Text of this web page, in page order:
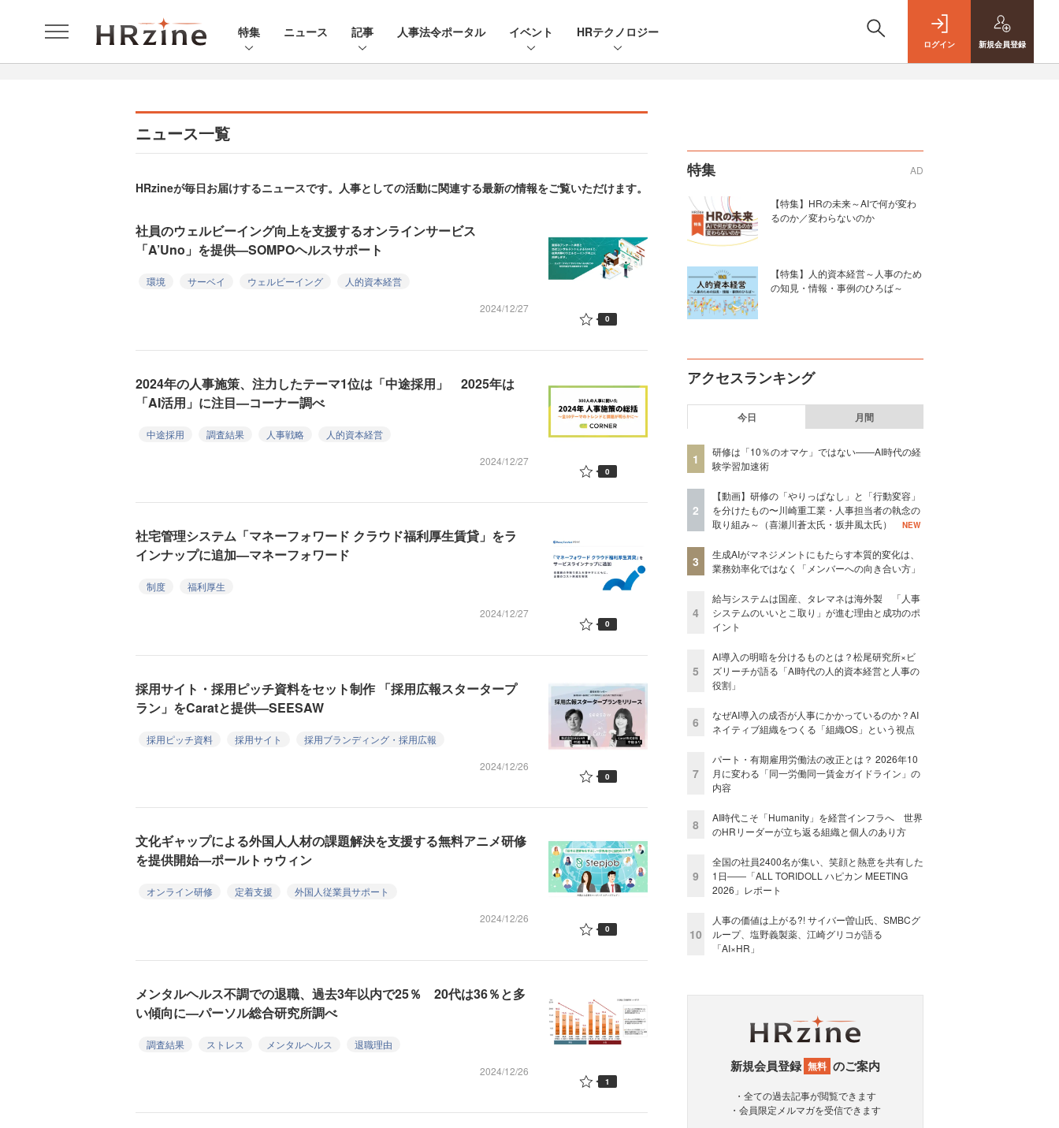
特集 ニュース 記事 人事法令ポータル イベント HRテクノロジー
ログイン 新規会員登録
ニュース一覧
HRzineが毎日お届けするニュースです。人事としての活動に関連する最新の情報をご覧いただけます。
社員のウェルビーイング向上を支援するオンラインサービス
「A’Uno」を提供—SOMPOヘルスサポート
環境 サーベイ ウェルビーイング
人的資本経営
2024/12/27
0
2024年の人事施策、注力したテーマ1位は「中途採用」 2025年は
「AI活用」に注目—コーナー調べ
中途採用 調査結果 人事戦略
人的資本経営
2024/12/27
0
社宅管理システム「マネーフォワード クラウド福利厚生賃貸」をラ
インナップに追加—マネーフォワード
制度
福利厚生
2024/12/27
0
採用サイト・採用ピッチ資料をセット制作 「採用広報スタータープ
ラン」をCaratと提供—SEESAW
採用ピッチ資料 採用サイト
採用ブランディング・採用広報
2024/12/26
0
文化ギャップによる外国人人材の課題解決を支援する無料アニメ研修
を提供開始—ポールトゥウィン
オンライン研修 定着支援
外国人従業員サポート
2024/12/26
0
メンタルヘルス不調での退職、過去3年以内で25％ 20代は36％と多
い傾向に—パーソル総合研究所調べ
調査結果 ストレス メンタルヘルス
退職理由
2024/12/26
1
特集 AD
【特集】HRの未来～AIで何が変わ
るのか／変わらないのか
【特集】人的資本経営～人事のため
の知見・情報・事例のひろば～
アクセスランキング
今日 月間
1
研修は「10％のオマケ」ではない——AI時代の経
験学習加速術
2
【動画】研修の「やりっぱなし」と「行動変容」
を分けたもの〜川崎重工業・人事担当者の執念の
取り組み～（喜瀬川蒼太氏・坂井風太氏）
NEW
3
生成AIがマネジメントにもたらす本質的変化は、
業務効率化ではなく「メンバーへの向き合い方」
4
給与システムは国産、タレマネは海外製 「人事
システムのいいとこ取り」が進む理由と成功のポ
イント
5
AI導入の明暗を分けるものとは？松尾研究所×ビ
ズリーチが語る「AI時代の人的資本経営と人事の
役割」
6
なぜAI導入の成否が人事にかかっているのか？AI
ネイティブ組織をつくる「組織OS」という視点
7
パート・有期雇用労働法の改正とは？ 2026年10
月に変わる「同一労働同一賃金ガイドライン」の
内容
8
AI時代こそ「Humanity」を経営インフラへ 世界
のHRリーダーが立ち返る組織と個人のあり方
9
全国の社員2400名が集い、笑顔と熱意を共有した
1日――「ALL TORIDOLL ハピカン MEETING
2026」レポート
10
人事の価値は上がる?! サイバー曽山氏、SMBCグ
ループ、塩野義製薬、江崎グリコが語る
「AI×HR」
新規会員登録 無料 のご案内
・全ての過去記事が閲覧できます
・会員限定メルマガを受信できます